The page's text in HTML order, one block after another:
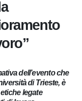
dell’evento
di
ed etiche